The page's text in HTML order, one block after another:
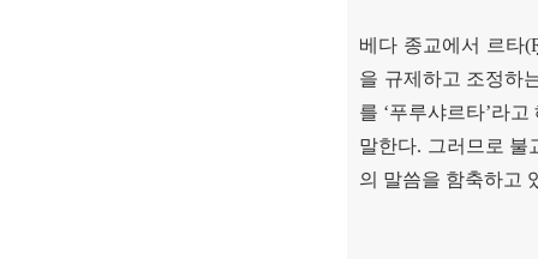
베다 종교에서 르타
을 규제하고 조정하
를 ‘푸루샤르타’라고
말한다. 그러므로 불
의 말씀을 함축하고